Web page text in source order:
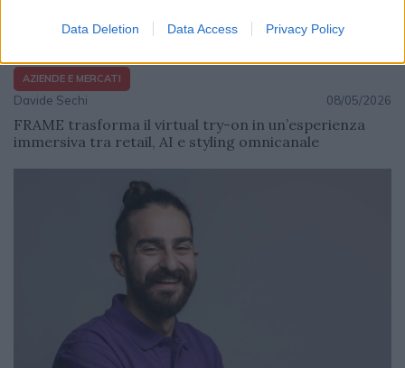
Data Deletion Data Access Privacy Policy
AZIENDE E MERCATI
Davide Sechi 08/05/2026
FRAME trasforma il virtual try-on in un’esperienza
immersiva tra retail, AI e styling omnicanale